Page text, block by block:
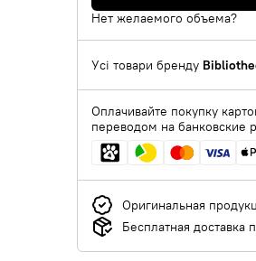
Нет желаемого объема?
Усі товари бренду
Оплачивайте покупку
переводом на банковские
Оригинальная
Бесплатная доставка